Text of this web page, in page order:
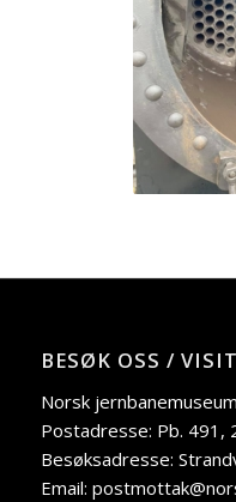
BESØK OSS /
Norsk jernbanemuseum
Postadresse: Pb. 491,
Besøksadresse:
Email: